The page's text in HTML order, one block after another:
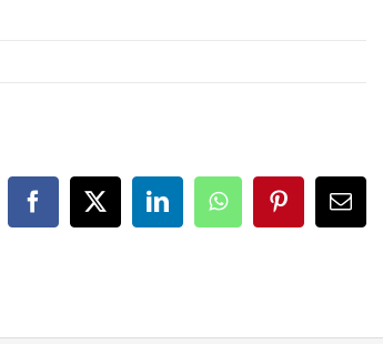
Facebook
X LinkedInWhatsAppPinterestEmail